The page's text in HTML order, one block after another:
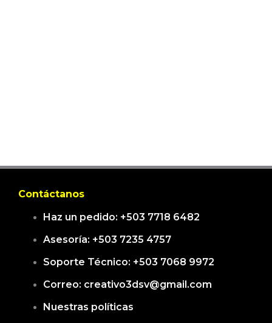
Contáctanos
Haz un pedido: +503 7718 6482
Asesoría: +503 7235 4757
Soporte Técnico: +503 7068 9972
Correo: creativo3dsv@gmail.com
Nuestras políticas